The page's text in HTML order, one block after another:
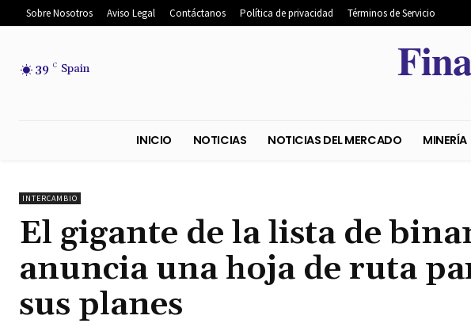
Sobre Nosotros Aviso Legal Contáctanos Política de privacidad Términos de Servicio
39 C Spain
INTERCAMBIO
El gigante de la lista de
anuncia una hoja de ruta
sus planes